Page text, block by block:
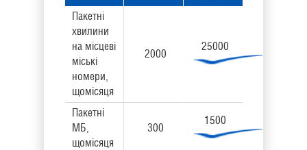
Пакетні
хвилини
на місцеві
міські
номери,
щомісяця
2000
25000
Пакетні
МБ,
щомісяця
300
1500